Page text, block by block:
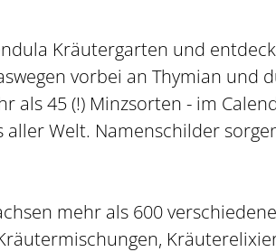
Kräutergarten und
vorbei an Thymian und
als 45 (!) Minzsorten - im
Welt. Namenschilder
mehr als 600